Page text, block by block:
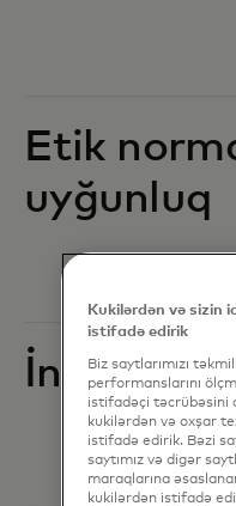
Etik
uyğunluq
İnsan
Kukilərdən və sizin
istifadə edirik
Biz saytlarımızı
performanslarını
istifadəçi təcrübəsini
kukilərdən və oxşar
istifadə edirik. Bəzi
saytımız və digər
maraqlarına
kukilərdən istifadə